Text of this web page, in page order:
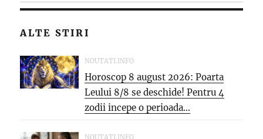
ALTE STIRI
NOUTATI.INFO
Horoscop 8 august 2026: Poarta
Leului 8/8 se deschide! Pentru 4
zodii incepe o perioada...
NOUTATI.INFO